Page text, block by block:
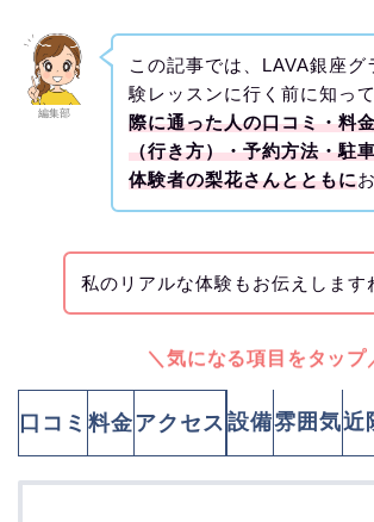
編集部
この記事では、LAVA銀座グ
験レッスンに行く前に知っ
際に通った人の口コミ・料
（行き方）・予約方法・駐
体験者の梨花さんとともに
私のリアルな体験もお伝えします
＼気になる項目をタップ
口コミ 料金アクセス 設備雰囲気近